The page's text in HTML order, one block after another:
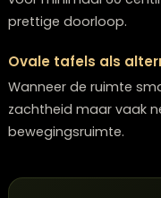
Ruimtebesparend
Ronde tafels
doordat ze geen
worden verschoven
tafel. Een diameter
voor minimaal 60